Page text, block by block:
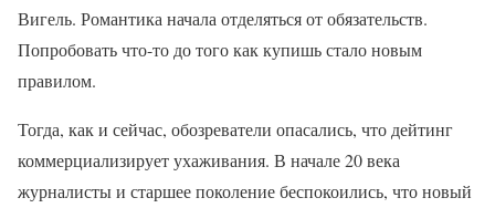
Вигель. Романтика начала отделяться от обязательств.
Попробовать что-то до того как купишь стало новым
правилом.
Тогда, как и сейчас, обозреватели опасались, что дейтинг
коммерциализирует ухаживания. В начале 20 века
журналисты и старшее поколение беспокоились, что новый